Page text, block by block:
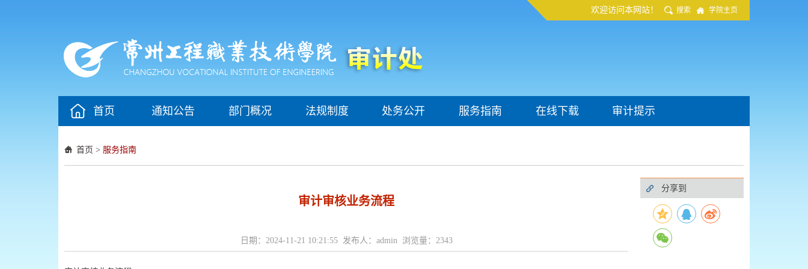
欢迎访问本网站！ 搜索 学院主页
首页 通知公告 部门概况 法规制度 处务公开 服务指南 在线下载 审计提示
首页 > 服务指南
审计审核业务流程
日期：2024-11-21 10:21:55 发布人：admin 浏览量： 2343
分享到